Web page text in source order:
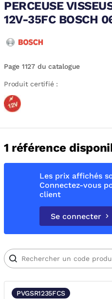
PERCEUSE
12V-35FC BOSCH
Page 1127 du catalogue
Produit certifié :
1 référence
Les prix affichés
Connectez-vous
client
Se connecter
PVGSR1235FCS